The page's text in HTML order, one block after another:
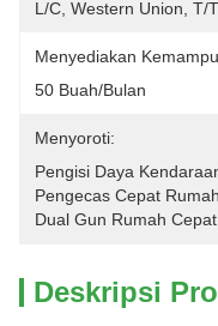
L/C, Western Union, T/
Menyediakan
50 Buah/bulan
Menyoroti:
Pengisi Daya
Pengecas Cepat
Dual Gun Rumah
Deskripsi